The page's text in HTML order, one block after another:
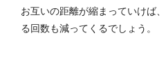
お互いの距離が縮まっていけば
る回数も減ってくるでしょう。